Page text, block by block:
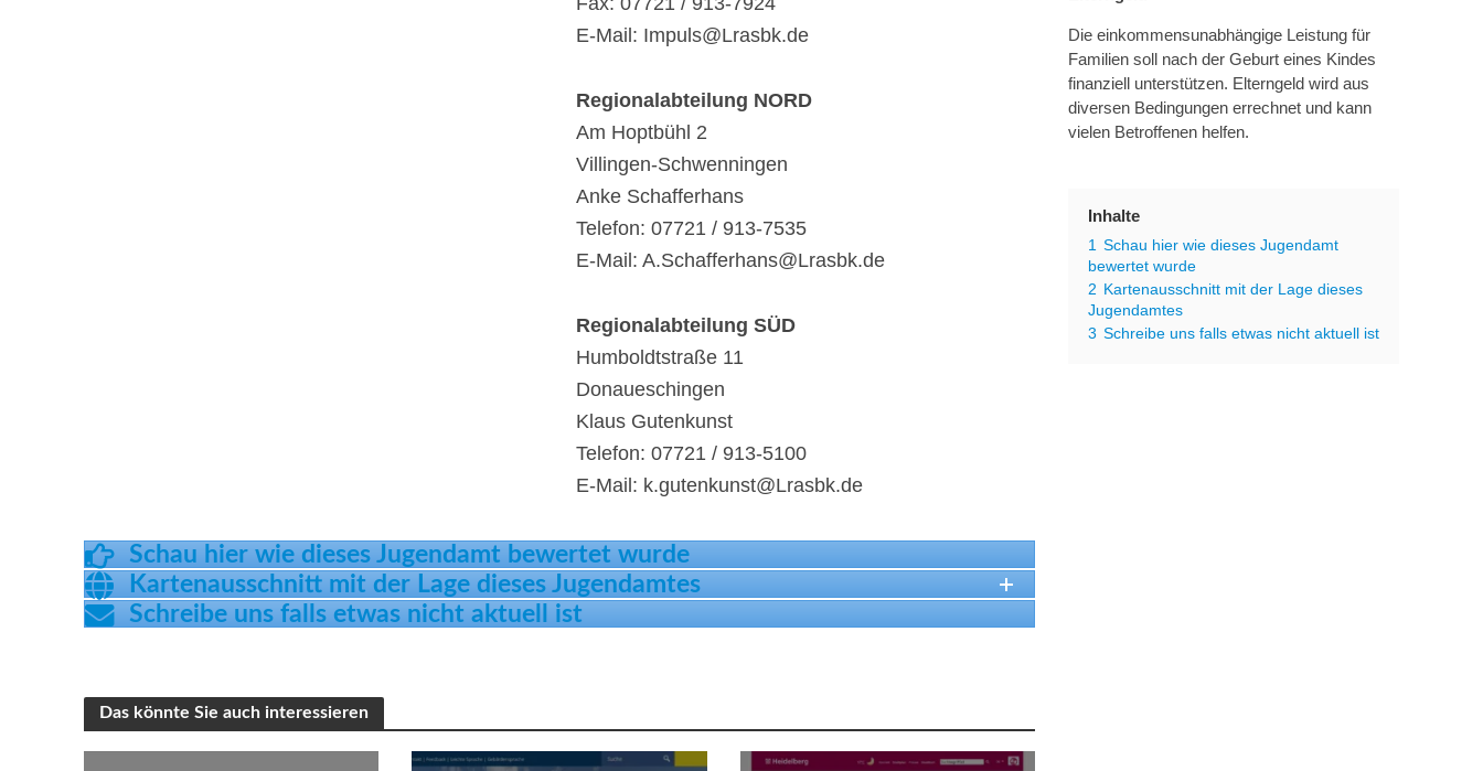
E-Mail: Impuls@Lrasbk.de
Regionalabteilung NORD
Am Hoptbühl 2
Villingen-Schwenningen
Anke Schafferhans
Telefon: 07721 / 913-7535
E-Mail: A.Schafferhans@Lrasbk.de
Regionalabteilung SÜD
Humboldtstraße 11
Donaueschingen
Klaus Gutenkunst
Telefon: 07721 / 913-5100
E-Mail: k.gutenkunst@Lrasbk.de
Schau hier wie dieses Jugendamt bewertet wurde
Kartenausschnitt mit der Lage dieses Jugendamtes
Schreibe uns falls etwas nicht aktuell ist
Das könnte Sie auch interessieren
Die einkommensunabhängige Leistung für
Familien soll nach der Geburt eines Kindes
finanziell unterstützen. Elterngeld wird aus
diversen Bedingungen errechnet und kann
vielen Betroffenen helfen.
Inhalte
1 Schau hier wie dieses Jugendamt
bewertet wurde
2 Kartenausschnitt mit der Lage dieses
Jugendamtes
3 Schreibe uns falls etwas nicht aktuell ist